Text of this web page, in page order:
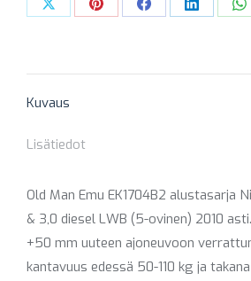
/
määrä
Share Share Share Share
Kuvaus
Lisätiedot
Old Man Emu EK1704B2 alustasarja
& 3,0 diesel LWB (5-ovinen) 2010
+50 mm uuteen ajoneuvoon
kantavuus edessä 50-110 kg ja